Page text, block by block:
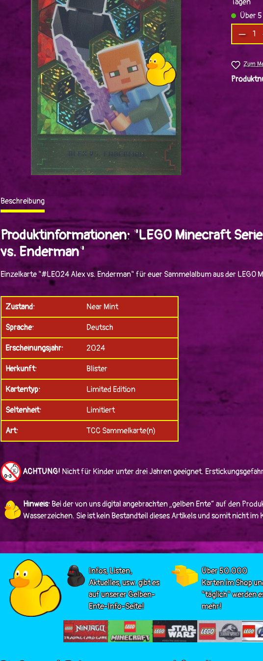
Tagen
Über
Zum
Beschreibung
Produktinformationen: "LEGO Minecraft
vs. Enderman"
Einzelkarte "#LE024 Alex vs. Enderman" für euer Sammelalbum aus der LEGO
Zustand: Near Mint
Sprache: Deutsch
Erscheinungsjahr: 2024
Herkunft: Blister
Kartentyp: Limited Edition
Seltenheit: Limitiert
Art: TCC Sammelkarte(n)
ACHTUNG! Nicht für Kinder unter drei Jahren geeignet.
Hinweis: Bei der von uns digital angebrachten „gelben Ente“ auf den
Wasserzeichen. Sie ist kein Bestandteil dieses Artikels und somit nicht im
Infos, Listen,
Aktuelles, usw. gibt es
auf unserer Gelben-
Ente-Info-Seite!
Über 50.000
Karten im Shop
"täglich" werden
mehr!